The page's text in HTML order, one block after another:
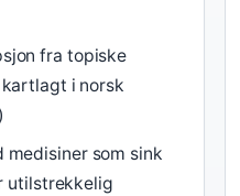
fra topiske
i norsk
medisiner som sink
utilstrekkelig